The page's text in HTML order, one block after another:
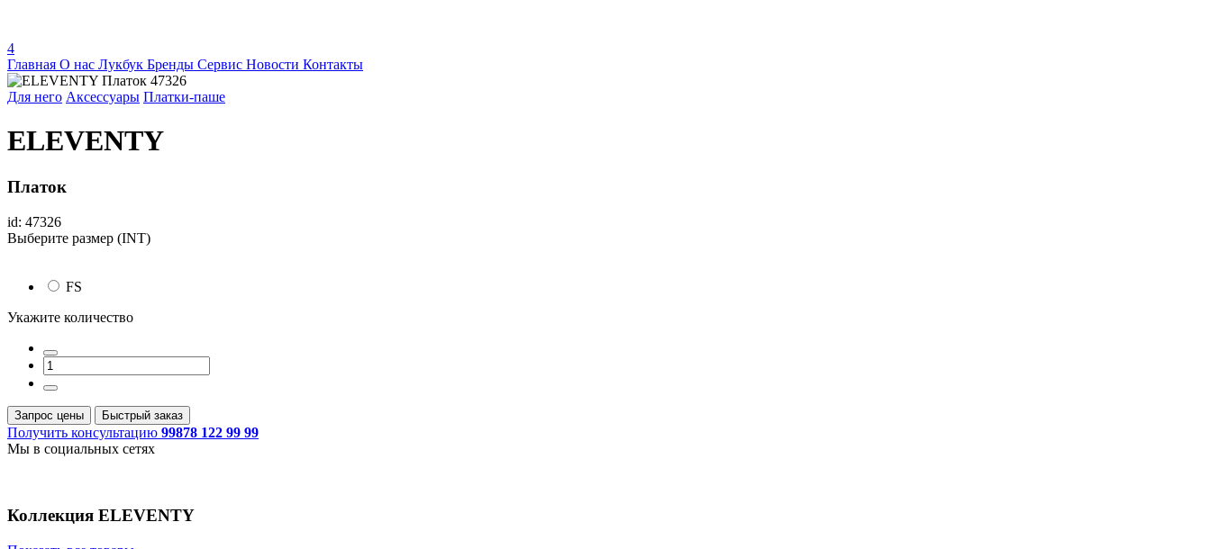
4
Главная О нас Лукбук Бренды Сервис Новости Контакты
Для него Аксессуары Платки-паше
ELEVENTY
Платок
id: 47326
Выберите размер (INT)
FS
Укажите количество
Запрос цены Быстрый заказ
Получить консультацию 99878 122 99 99
Мы в социальных сетях
Коллекция ELEVENTY